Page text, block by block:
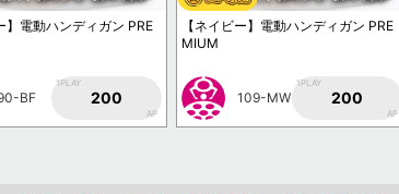
】電動ハンディガン PRE
BF
1PLAY
200
AP
【ネイビー】電動ハンディガン PRE
MIUM
109-MW
1PLAY
200
AP